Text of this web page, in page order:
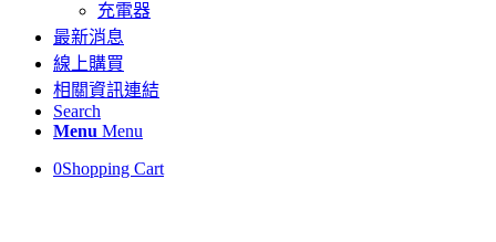
充電器
最新消息
線上購買
相關資訊連結
Search
Menu Menu
0Shopping Cart